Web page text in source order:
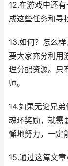
12.在游戏中还
成这些任务和寻
13.如何？怎么
要大家充分利用
理分配资源。只
师。
14.如果无论兄
魂环奖励，就需
懈地努力，一定
15.通过这篇文